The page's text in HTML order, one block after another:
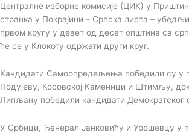
Централне изборне комисије (ЦИК) у
странка у Покрајини – Српска листа –
првом кругу у девет од десет општина са
ће се у Клокоту одржати други круг.
Кандидати Самоопредељења победили су у
Подујеву, Косовској Каменици и Штимљу,
Липљану победили кандидати Демократског
У Србици, Ђенерал Јанковићу и Урошевцу у